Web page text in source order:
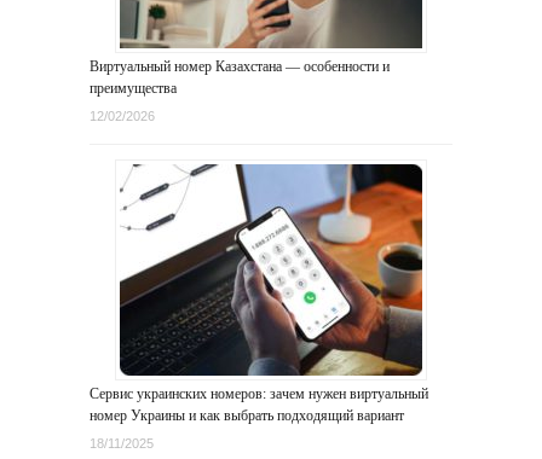
Виртуальный номер Казахстана — особенности и
преимущества
12/02/2026
Сервис украинских номеров: зачем нужен виртуальный
номер Украины и как выбрать подходящий вариант
18/11/2025